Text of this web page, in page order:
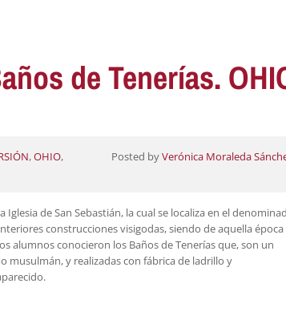
de Tenerías.
Posted byVerónica Moraleda
,OHIO,
de San Sebastián, la cual se localiza en el
construcciones visigodas, siendo de aquella época
alumnos conocieron los Baños de Tenerías que, son un
musulmán, y realizadas con fábrica de ladrillo y